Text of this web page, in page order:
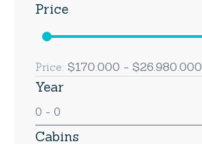
Price
Price: $170.000 - $26.980.000
Year
0 - 0
Cabins